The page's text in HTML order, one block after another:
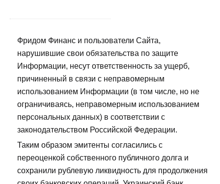
Фридом Финанс и пользователи Сайта,
нарушившие свои обязательства по защите
Информации, несут ответственность за ущерб,
причиненный в связи с неправомерным
использованием Информации (в том числе, но не
ограничиваясь, неправомерным использованием
персональных данных) в соответствии с
законодательством Российской Федерации.
Таким образом эмитенты согласились с
переоценкой собственного публичного долга и
сохранили рублевую ликвидность для продолжения